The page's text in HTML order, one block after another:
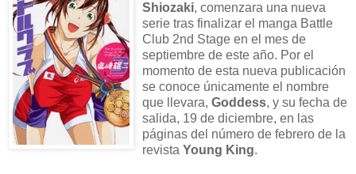
Shiozaki, comenzara una nueva
serie tras finalizar el manga Battle
Club 2nd Stage en el mes de
septiembre de este año. Por el
momento de esta nueva publicación
se conoce únicamente el nombre
que llevara, Goddess, y su fecha de
salida, 19 de diciembre, en las
páginas del número de febrero de la
revista Young King.